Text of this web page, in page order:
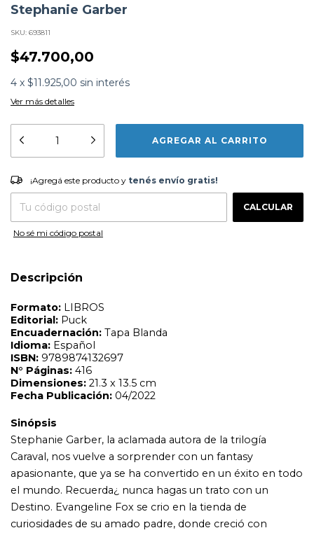
Stephanie Garber
SKU: 693811
$47.700,00
4 x $11.925,00 sin interés
Ver más detalles
¡Agregá este producto ytenés envío gratis!
CAMBIAR CP
¡Agregá este producto y tenés envío gratis!
CALCULAR
No sé mi código postal
Descripción
Editorial:
Puck
Encuadernación:
Tapa Blanda
ISBN:
N°Páginas: 416
Dimensiones:21.3 x 13.5 cm
Fecha Publicación:04/2022
Sinópsis
apasionante, que ya se ha convertido en un éxito en todo
el mundo. Recuerda¿ nunca hagas un trato con un
curiosidades de su amado padre, donde creció con
leyendas sobre seres inmortales, como el trágico
Príncipe de Corazones. Sabe que sus poderes son
míticos, que vale la pena morir por su beso y que los
tratos con él rara vez terminan bien. Pero cuando
Evangeline se entera de que el amor de su vida está a
punto de casarse con otra, se desespera lo suficiente
quiera, a cambio de su ayuda para detener la boda. El
príncipe solo pide tres besos. Pero el Príncipe de
Corazones quiere mucho más de ella de lo que ha
prometido. Y tiene planes para Evangeline que
terminarán en la mayor felicidad para siempre, o en la
tragedia más exquisita¿ ¿Hasta dónde serías capaz de
llegar con tal de tener un final feliz?